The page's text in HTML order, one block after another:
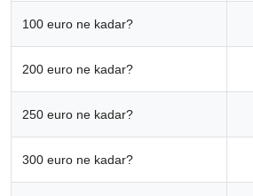
100 euro ne kadar?
200 euro ne kadar?
250 euro ne kadar?
300 euro ne kadar?